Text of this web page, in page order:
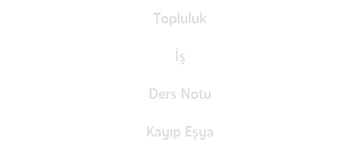
Topluluk
İş
Ders Notu
Kayıp Eşya